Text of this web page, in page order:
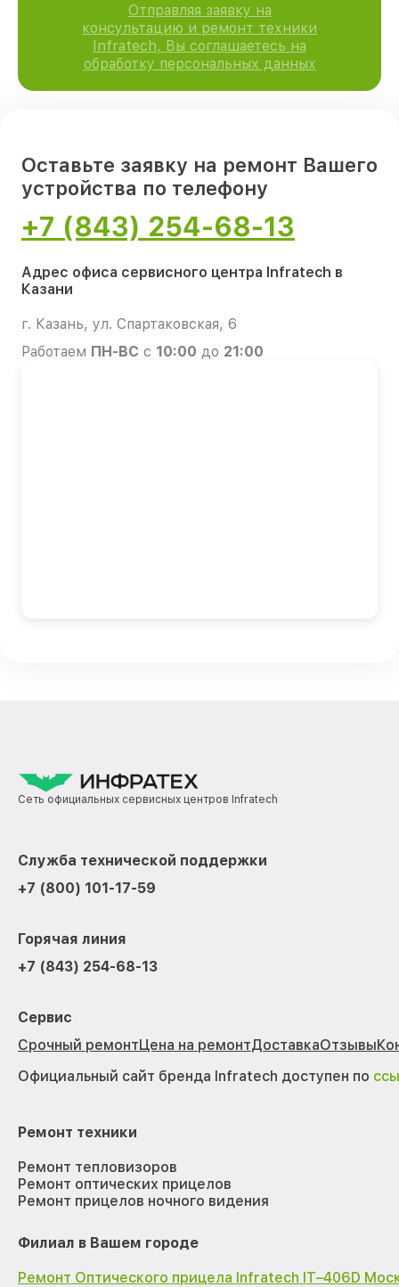
Отправляя заявку на
консультацию и ремонт техники
Infratech, Вы соглашаетесь на
обработку персональных данных
Оставьте заявку на ремонт Вашего
устройства по телефону
+7 (843) 254-68-13
Адрес офиса сервисного центра Infratech в
Казани
г. Казань, ул. Спартаковская, 6
Работаем ПН-ВС с 10:00 до 21:00
Сеть официальных сервисных центров Infratech
Служба технической поддержки
+7 (800) 101-17-59
Горячая линия
+7 (843) 254-68-13
Сервис
Срочный ремонтЦена на ремонтДоставкаОтзывы
Официальный сайт бренда Infratech доступен по
Ремонт техники
Ремонт тепловизоров
Ремонт оптических прицелов
Ремонт прицелов ночного видения
Филиал в Вашем городе
Ремонт Оптического прицела Infratech IT–406D